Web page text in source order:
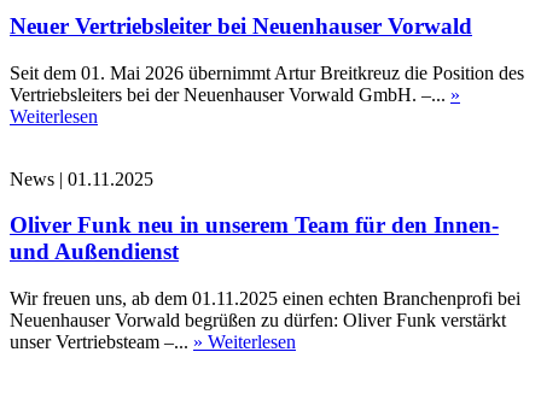
Neuer Vertriebsleiter bei Neuenhauser Vorwald
Seit dem 01. Mai 2026 übernimmt Artur Breitkreuz die Position des
Vertriebsleiters bei der Neuenhauser Vorwald GmbH. –... »
Weiterlesen
News | 01.11.2025
Oliver Funk neu in unserem Team für den Innen-
und Außendienst
Wir freuen uns, ab dem 01.11.2025 einen echten Branchenprofi bei
Neuenhauser Vorwald begrüßen zu dürfen: Oliver Funk verstärkt
unser Vertriebsteam –... » Weiterlesen